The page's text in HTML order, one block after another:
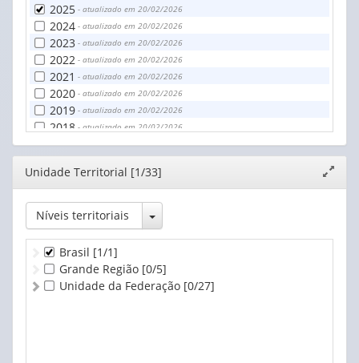
2025 - atualizado em 20/02/2026
2024 - atualizado em 20/02/2026
2023 - atualizado em 20/02/2026
2022 - atualizado em 20/02/2026
2021 - atualizado em 20/02/2026
2020 - atualizado em 20/02/2026
2019 - atualizado em 20/02/2026
2018 - atualizado em 20/02/2026
2017- atualizado em 20/02/2026
2016
2015 - atualizado em 20/02/2026
2014
2013- atualizado em 20/02/2026
2012- atualizado em 20/02/2026
Editor
janela
Unidade Territorial [1/33]
Níveis territoriais Toggle Dropdown
Brasil [1/1]
Grande Região [0/5]
Unidade da Federação [0/27]